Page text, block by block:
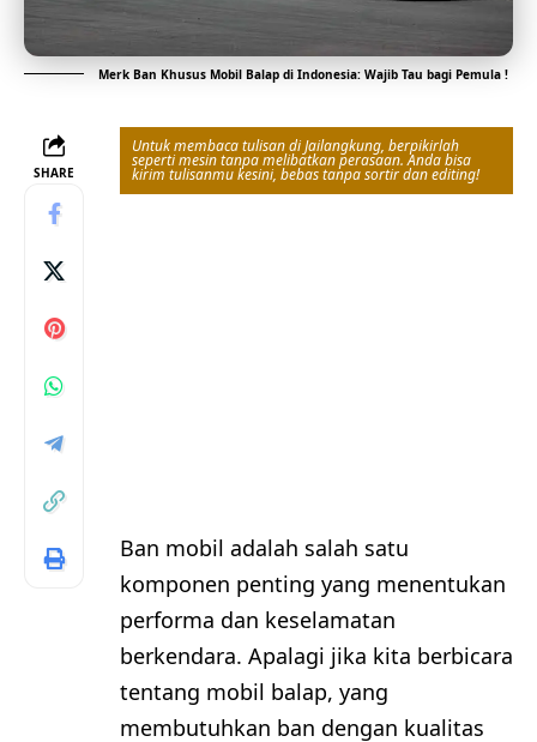
Merk Ban Khusus Mobil Balap di Indonesia: Wajib Tau bagi Pemula !
SHARE
Untuk membaca tulisan di Jailangkung, berpikirlah
seperti mesin tanpa melibatkan perasaan. Anda bisa
kirim tulisanmu kesini, bebas tanpa sortir dan editing!
Ban mobil adalah salah satu
komponen penting yang menentukan
performa dan keselamatan
berkendara. Apalagi jika kita berbicara
tentang mobil balap, yang
membutuhkan ban dengan kualitas